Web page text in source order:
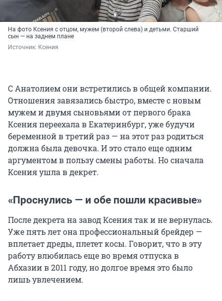
На фото Ксения с отцом, мужем (второй слева) и детьми. Старший
сын — на заднем плане
Источник: Ксения
С Анатолием они встретились в общей компании.
Отношения завязались быстро, вместе с новым
мужем и двумя сыновьями от первого брака
Ксения переехала в Екатеринбург, уже будучи
беременной в третий раз — на этот раз родиться
должна была девочка. И это стало еще одним
аргументом в пользу смены работы. Но сначала
Ксения ушла в декрет.
«Проснулись — и обе пошли красивые»
После декрета на завод Ксения так и не вернулась.
Уже пять лет она профессиональный брейдер —
вплетает дреды, плетет косы. Говорит, что в эту
работу влюбилась еще во время отпуска в
Абхазии в 2011 году, но долгое время это было
лишь увлечением.